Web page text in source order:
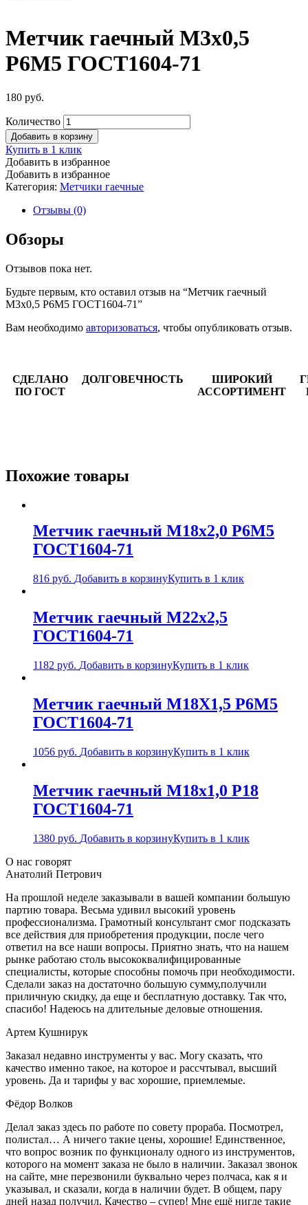
Метчик гаечный М3х0,5
Р6М5 ГОСТ1604-71
180 руб.
Количество
Добавить в корзину
Купить в 1 клик
Добавить в избранное
Добавить в избранное
Категория: Метчики гаечные
Отзывы (0)
Обзоры
Отзывов пока нет.
Будьте первым, кто оставил отзыв на “Метчик гаечный
М3х0,5 Р6М5 ГОСТ1604-71”
Вам необходимо авторизоваться, чтобы опубликовать отзыв.
СДЕЛАНО
ПО ГОСТ
ДОЛГОВЕЧНОСТЬ
ШИРОКИЙ
АССОРТИМЕНТ
Похожие товары
Метчик гаечный М18х2,0 Р6М5
ГОСТ1604-71
816 руб. Добавить в корзинуКупить в 1 клик
Метчик гаечный М22х2,5
ГОСТ1604-71
1182 руб. Добавить в корзинуКупить в 1 клик
Метчик гаечный М18Х1,5 Р6М5
ГОСТ1604-71
1056 руб. Добавить в корзинуКупить в 1 клик
Метчик гаечный М18х1,0 Р18
ГОСТ1604-71
1380 руб. Добавить в корзинуКупить в 1 клик
О нас говорят
Анатолий Петрович
На прошлой неделе заказывали в вашей компании большую
партию товара. Весьма удивил высокий уровень
профессионализма. Грамотный консультант смог подсказать
все действия для приобретения продукции, после чего
ответил на все наши вопросы. Приятно знать, что на нашем
рынке работаю столь высококвалифицированные
специалисты, которые способны помочь при необходимости.
Сделали заказ на достаточно большую сумму,получили
приличную скидку, да еще и бесплатную доставку. Так что,
спасибо! Надеюсь на длительные деловые отношения.
Артем Кушнирук
Заказал недавно инструменты у вас. Могу сказать, что
качество именно такое, на которое и рассчтывал, высший
уровень. Да и тарифы у вас хорошие, приемлемые.
Фёдор Волков
Делал заказ здесь по работе по совету прораба. Посмотрел,
полистал… А ничего такие цены, хорошие! Единственное,
что вопрос возник по функционалу одного из инструментов,
которого на момент заказа не было в наличии. Заказал звонок
на сайте, мне перезвонили буквально через полчаса, как я и
указывал, и сказали, когда в наличии будет. В общем, пару
дней назад получил. Качество – супер! Мне ещё нигде такие